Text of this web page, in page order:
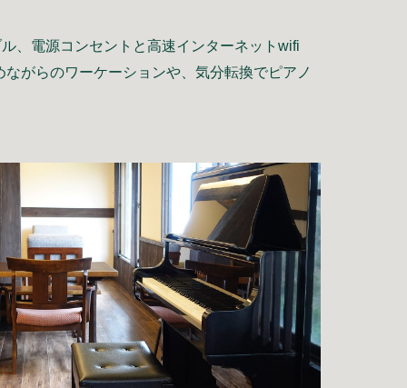
、電源コンセントと高速インターネットwifi
がらのワーケーションや、気分転換でピアノ